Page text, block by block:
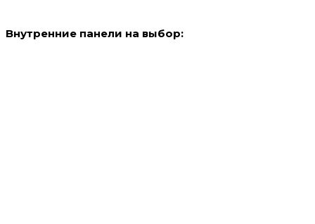
Внутренние панели на выбор: